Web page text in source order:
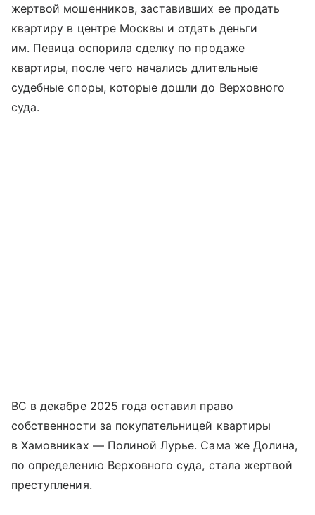
жертвой мошенников, заставивших ее продать
квартиру в центре Москвы и отдать деньги
им. Певица оспорила сделку по продаже
квартиры, после чего начались длительные
судебные споры, которые дошли до Верховного
суда.
ВС в декабре 2025 года оставил право
собственности за покупательницей квартиры
в Хамовниках — Полиной Лурье. Сама же Долина,
по определению Верховного суда, стала жертвой
преступления.